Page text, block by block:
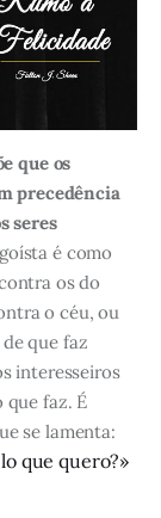
que os
precedência
seres
é como
os do
o céu, ou
que faz
interesseiros
que faz. É
se lamenta:
que quero?»